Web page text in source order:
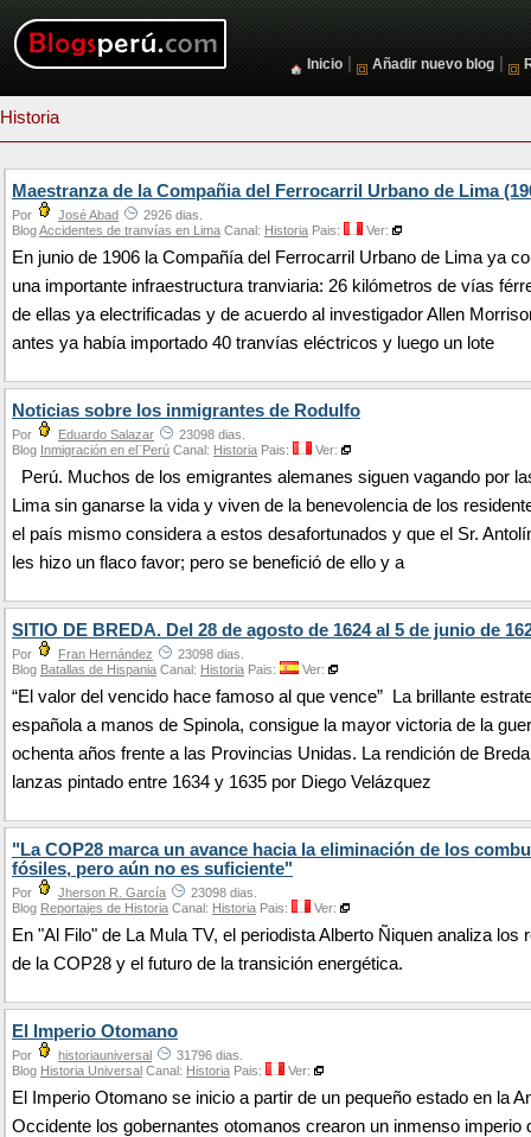
Inicio Añadir nuevo blog
Historia
Maestranza de la Compañia del Ferrocarril Urbano de Lima
Por José Abad
2926 dias.
BlogAccidentes de tranvías en Lima Canal: Historia Pais: Ver:
En junio de 1906 la Compañía del Ferrocarril Urbano de Lima ya
una importante infraestructura tranviaria: 26 kilómetros de vías
de ellas ya electrificadas y de acuerdo al investigador Allen
antes ya había importado 40 tranvías eléctricos y luego un lote
Noticias sobre los inmigrantes de Rodulfo
Por Eduardo Salazar
23098 dias.
Blog Inmigración en el¨Perú Canal: Historia Pais: Ver:
Perú. Muchos de los emigrantes alemanes siguen vagando por
Lima sin ganarse la vida y viven de la benevolencia de los
el país mismo considera a estos desafortunados y que el Sr.
les hizo un flaco favor; pero se benefició de ello y a
SITIO DE BREDA. Del 28 de agosto de 1624 al 5 de junio de
Por Fran Hernández
23098 dias.
Blog Batallas de Hispania Canal: Historia Pais: Ver:
“El valor del vencido hace famoso al que vence” La brillante
española a manos de Spinola, consigue la mayor victoria de la
ochenta años frente a las Provincias Unidas. La rendición de
lanzas pintado entre 1634 y 1635 por Diego Velázquez
"La COP28 marca un avance hacia la eliminación de los
fósiles, pero aún no es suficiente"
Por Jherson R. García
23098 dias.
Blog Reportajes de Historia Canal: Historia Pais: Ver:
En "Al Filo" de La Mula TV, el periodista Alberto Ñiquen analiza los
de la COP28 y el futuro de la transición energética.
El Imperio Otomano
Por historiauniversal
31796 dias.
Blog Historia Universal Canal: Historia Pais: Ver:
El Imperio Otomano se inicio a partir de un pequeño estado en la
Occidente los gobernantes otomanos crearon un inmenso imperio